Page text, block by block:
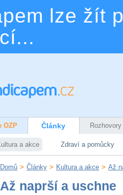
lze žít
OZP Články Rozhovory
a akce Zdraví a pomůcky
Domů > Články > Kultura a akce > Až
Až naprší a uschne